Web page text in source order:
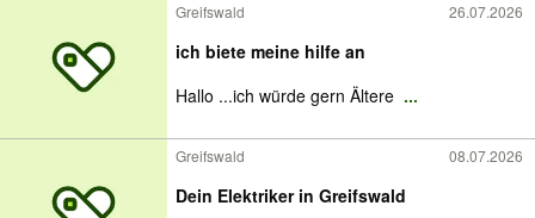
Greifswald 26.07.2026
ich biete meine hilfe an
Hallo ...ich würde gern Ältere ...
Greifswald 08.07.2026
Dein Elektriker in Greifswald